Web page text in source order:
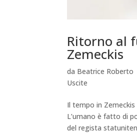
Ritorno al
Zemeckis
da Beatrice Roberto
Uscite
Il tempo in
L’umano è fatto di
del regista